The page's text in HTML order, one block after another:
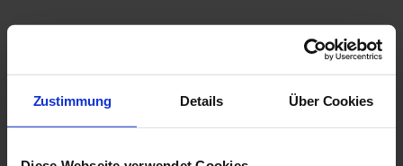
Zustimmung Details Über Cookies
Hiroko KOMIYA
Hiroko kreiert Klänge mit